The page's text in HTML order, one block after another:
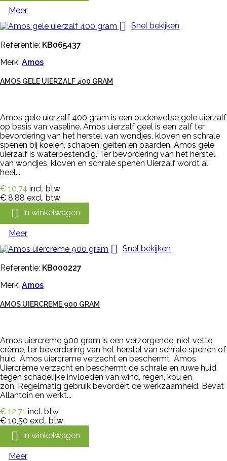
Meer
 Snel bekijken
Referentie: KB065437
Merk: Amos
AMOS GELE UIERZALF 400 GRAM
Amos gele uierzalf 400 gram is een ouderwetse gele uierzalf
op basis van vaseline. Amos uierzalf geel is een zalf ter
bevordering van het herstel van wondjes, kloven en schrale
spenen bij koeien, schapen, geiten en paarden. Amos gele
uierzalf is waterbestendig. Ter bevordering van het herstel
van wondjes, kloven en schrale spenen Uierzalf wordt al
heel...
€ 10,74 incl. btw
€ 8,88 excl. btw
 In winkelwagen
Meer
 Snel bekijken
Referentie: KB000227
Merk: Amos
AMOS UIERCREME 900 GRAM
Amos uiercreme 900 gram is een verzorgende, niet vette
crème, ter bevordering van het herstel van schrale spenen of
huid Amos uiercreme verzacht en beschermt Amos
Uiercrème verzacht en beschermt de schrale en ruwe huid
tegen schadelijke invloeden van wind, regen, kou en
zon. Regelmatig gebruik bevordert de werkzaamheid. Bevat
Allantoin en werkt...
€ 12,71 incl. btw
€ 10,50 excl. btw
 In winkelwagen
Meer